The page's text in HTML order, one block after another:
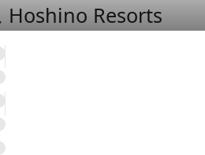
Hoshino Resorts